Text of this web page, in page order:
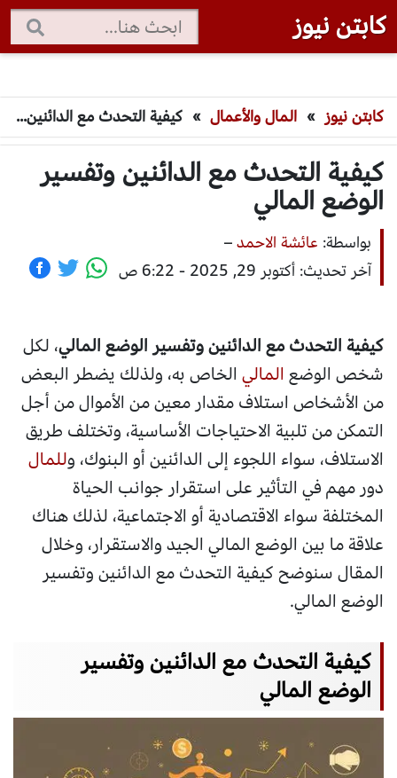
كابتن نيوز
كابتن نيوز » المال والأعمال » كيفية التحدث مع الدائنين وتفسير الوضع المالي
كيفية التحدث مع الدائنين وتفسير
الوضع المالي
بواسطة: عائشة الاحمد–
آخر تحديث: أكتوبر 29, 2025 - 6:22 ص
كيفية التحدث مع الدائنين وتفسير الوضع المالي، لكل
شخص الوضعالمالي الخاص به، ولذلك يضطر البعض
من الأشخاص استلاف مقدار معين من الأموال من أجل
التمكن من تلبية الاحتياجات الأساسية، وتختلف طريق
الاستلاف، سواء اللجوء إلى الدائنين أو البنوك، وللمال
دور مهم في التأثير على استقرار جوانب الحياة
المختلفة سواء الاقتصادية أو الاجتماعية، لذلك هناك
علاقة ما بين الوضع المالي الجيد والاستقرار، وخلال
المقال سنوضح كيفية التحدث مع الدائنين وتفسير
الوضع المالي.
كيفية التحدث مع الدائنين وتفسير
الوضع المالي